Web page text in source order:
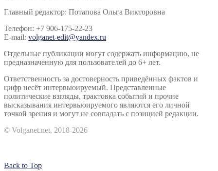
Главный редактор: Потапова Ольга Викторовна
Телефон: +7 906-175-22-23
E-mail: volganet-edit@yandex.ru
Отдельные публикации могут содержать информацию, не
предназначенную для пользователей до 6+ лет.
Ответственность за достоверность приведённых фактов и
цифр несёт интервьюируемый. Представленные
политические взгляды, трактовка событий и прочие
высказывания интервьюируемого являются его личной
точкой зрения и могут не совпадать с позицией редакции.
© Volganet.net, 2018-2026
Back to Top